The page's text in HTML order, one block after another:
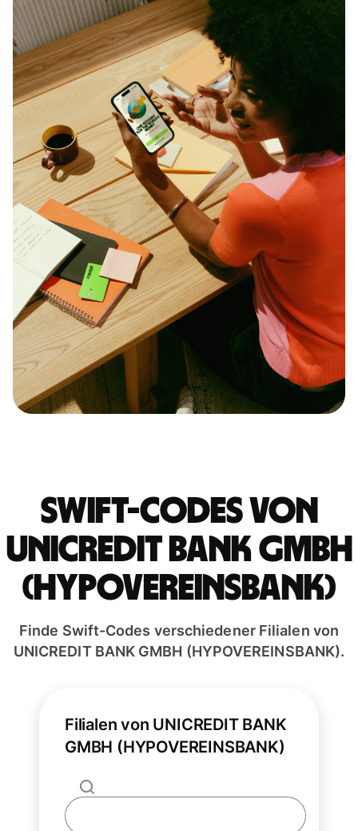
Swift-Codes von
UNICREDIT BANK GMBH
(HYPOVEREINSBANK)
Finde Swift-Codes verschiedener Filialen von
UNICREDIT BANK GMBH (HYPOVEREINSBANK).
Filialen von UNICREDIT BANK
GMBH (HYPOVEREINSBANK)